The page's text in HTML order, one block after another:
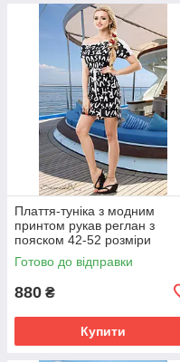
Плаття-туніка з модним
принтом рукав реглан з
пояском 42-52 розміри
Готово до відправки
880 ₴
Купити